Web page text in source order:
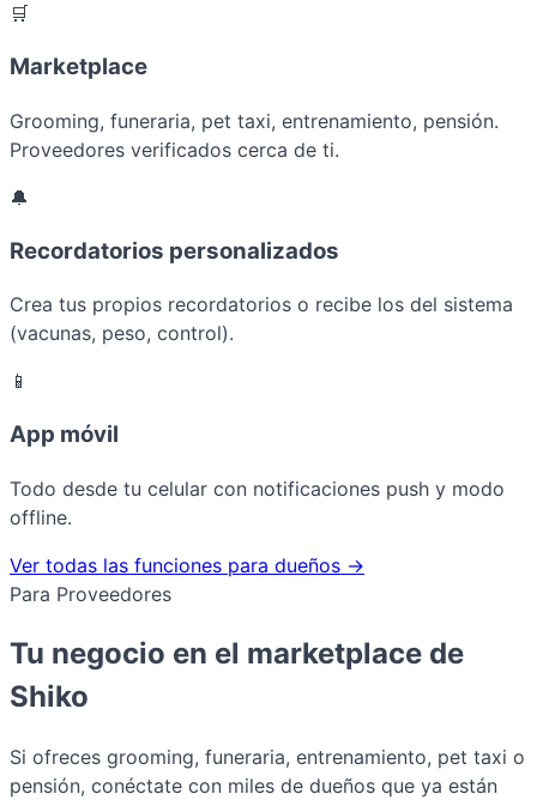
🛒
Marketplace
Grooming, funeraria, pet taxi, entrenamiento, pensión.
Proveedores verificados cerca de ti.
🔔
Recordatorios personalizados
Crea tus propios recordatorios o recibe los del sistema
(vacunas, peso, control).
📱
App móvil
Todo desde tu celular con notificaciones push y modo
offline.
Ver todas las funciones para dueños →
Para Proveedores
Tu negocio en el marketplace de
Shiko
Si ofreces grooming, funeraria, entrenamiento, pet taxi o
pensión, conéctate con miles de dueños que ya están